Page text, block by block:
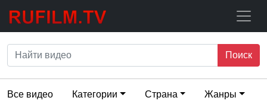
Поиск
Все видео Категории Страна Жанры